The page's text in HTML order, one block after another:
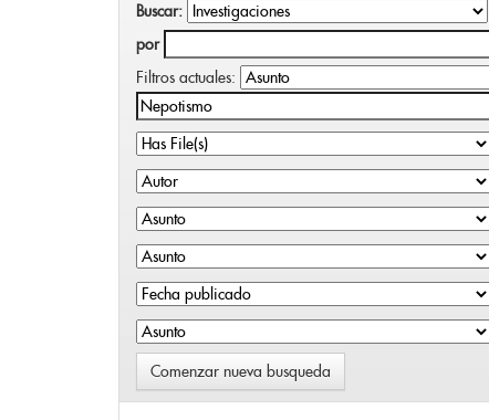
Buscar:
por
Filtros actuales:
Comenzar nueva busqueda